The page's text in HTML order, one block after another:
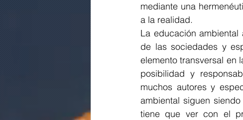
mediante una
a la realidad.
La educación
de las sociedades y
elemento transversal en
posibilidad y
muchos autores y
ambiental siguen siendo
tiene que ver con el